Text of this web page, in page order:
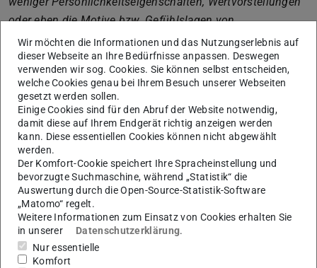
oder eben die Motive bzw. Gefühlslagen von
Whistleblowern interessiert. Vielmehr basiert unsere
Forschung auf der Prämisse, dass auch Whistleblower
weniger autonom handeln als vielmehr durch ihre sozialen
Umstände gehandelt werden. Vor diesem Hintergrund
haben wir eine ganze Reihe von Strukturdynamiken und
generativen Mechanismen identifiziert, die jenseits der
Person ablaufen, bei der Whistleblowing-Entscheidung
eine große Rolle spielen und sich jeweils in
unterschiedlichen Fällen beobachten lassen. In den
Interviews wurde allerdings deutlich, dass sich
Whistleblower aus ganz verschiedenen Gründen zur
Meldung entscheiden, wobei neben Fairnesskalkülen und
Schuldgefühlen auch bittere Enttäuschungserfahrungen
Wir möchten die Informationen und das Nutzungserlebnis auf
dieser Webseite an Ihre Bedürfnisse anpassen. Deswegen
verwenden wir sog. Cookies. Sie können selbst entscheiden,
welche Cookies genau bei Ihrem Besuch unserer Webseiten
gesetzt werden sollen.
Einige Cookies sind für den Abruf der Website notwendig,
damit diese auf Ihrem Endgerät richtig anzeigen werden
kann. Diese essentiellen Cookies können nicht abgewählt
werden.
Der Komfort-Cookie speichert Ihre Spracheinstellung und
bevorzugte Suchmaschine, während „Statistik“ die
Auswertung durch die Open-Source-Statistik-Software
„Matomo“ regelt.
Weitere Informationen zum Einsatz von Cookies erhalten Sie
in unserer
Datenschutzerklärung.
Nur essentielle
Komfort